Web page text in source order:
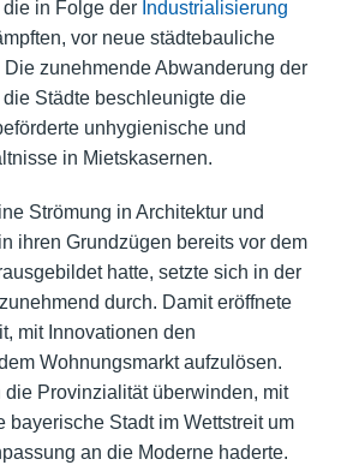
in Folge der Industrialisierung
vor neue städtebauliche
zunehmende Abwanderung der
Städte beschleunigte die
unhygienische und
in Mietskasernen.
Strömung in Architektur und
ihren Grundzügen bereits vor dem
hatte, setzte sich in der
durch. Damit eröffnete
mit Innovationen den
Wohnungsmarkt aufzulösen.
Provinzialität überwinden, mit
bayerische Stadt im Wettstreit um
an die Moderne haderte.